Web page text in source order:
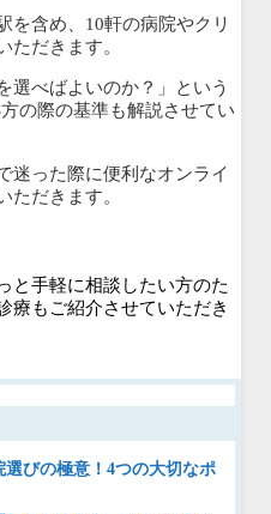
を含め、10軒の病院やクリ
ただきます。
選べばよいのか？」という
の際の基準も解説させてい
迷った際に便利なオンライ
ただきます。
と手軽に相談したい方のた
療もご紹介させていただき
びの極意！4つの大切なポ